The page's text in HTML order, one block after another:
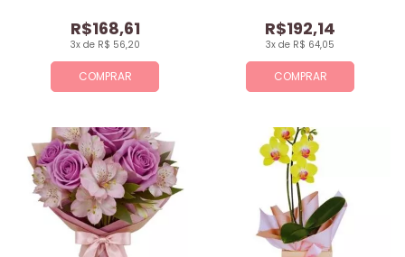
COMPRAR
3x de R$ 56,20
R$168,61
COMPRAR
3x de R$ 64,05
R$192,14